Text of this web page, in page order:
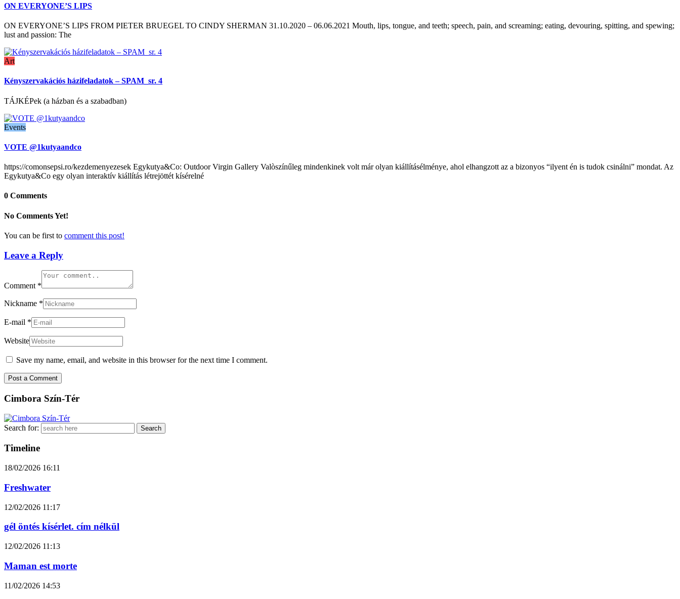
ON EVERYONE’S LIPS
ON EVERYONE’S LIPS FROM PIETER BRUEGEL TO CINDY SHERMAN 31.10.2020 – 06.06.2021 Mouth, lips, tongue, and teeth; speech, pain, and screaming; eating, devouring, spitting, and spewing;
lust and passion: The
Art
Kényszervakációs házifeladatok – SPAM_sr. 4
TÁJKÉPek (a házban és a szabadban)
Events
VOTE @1kutyaandco
https://comonsepsi.ro/kezdemenyezesek Egykutya&Co: Outdoor Virgin Gallery Valòszínűleg mindenkinek volt már olyan kiállításélménye, ahol elhangzott az a bizonyos “ilyent én is tudok csinálni” mondat. Az
Egykutya&Co egy olyan interaktív kiállítás létrejöttét kísérelné
0 Comments
No Comments Yet!
You can be first to comment this post!
Leave a Reply
Comment *
Nickname *
E-mail *
Website
Save my name, email, and website in this browser for the next time I comment.
Cimbora Szín-Tér
Search for:
Timeline
18/02/2026 16:11
Freshwater
12/02/2026 11:17
gél öntés kísérlet. cím nélkül
12/02/2026 11:13
Maman est morte
11/02/2026 14:53